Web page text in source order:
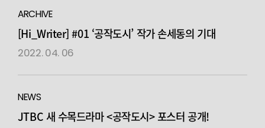
ARCHIVE
[Hi_Writer] #01 ‘공작도시’ 작가 손세동의 기대
2022. 04. 06
NEWS
JTBC 새 수목드라마 <공작도시> 포스터 공개!